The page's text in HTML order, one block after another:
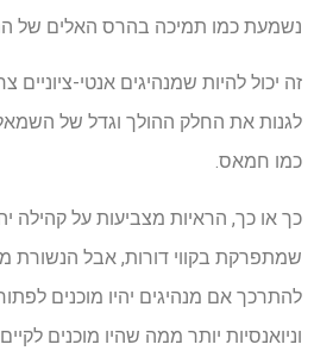
נשמעת כמו תמיכה בהרס האלים של
זה יכול להיות שמנהיגים אנטי-ציוניים
לגנות את החלק ההולך וגדל של
כמו חמאס.
כך או כך, הראיות מצביעות על קהילה
שמתפרקת בקווי דורות, אבל הנשורת
להתרכך אם מנהיגים יהיו מוכנים
וניואנסיות יותר ממה שהיו מוכנים